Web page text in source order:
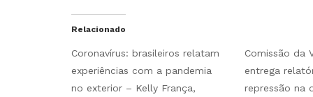
Relacionado
Coronavírus: brasileiros relatam
experiências com a pandemia
no exterior – Kelly França,
Comissão da
entrega
repressão na